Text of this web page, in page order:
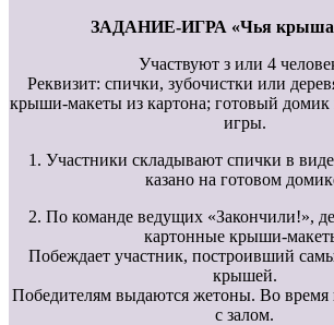
ЗАДАНИЕ-ИГРА «Чья
Участвуют з или 4
Реквизит: спички, зубочистки или
крыши-макеты из картона; готовый домик
игры.
1. Участники складывают спички в
казано на готовом
2. По команде ведущих «Закончили!»,
картонные крыши-
Побеждает участник, построивший
крышей.
Победителям выдаются жетоны. Во время
с залом.